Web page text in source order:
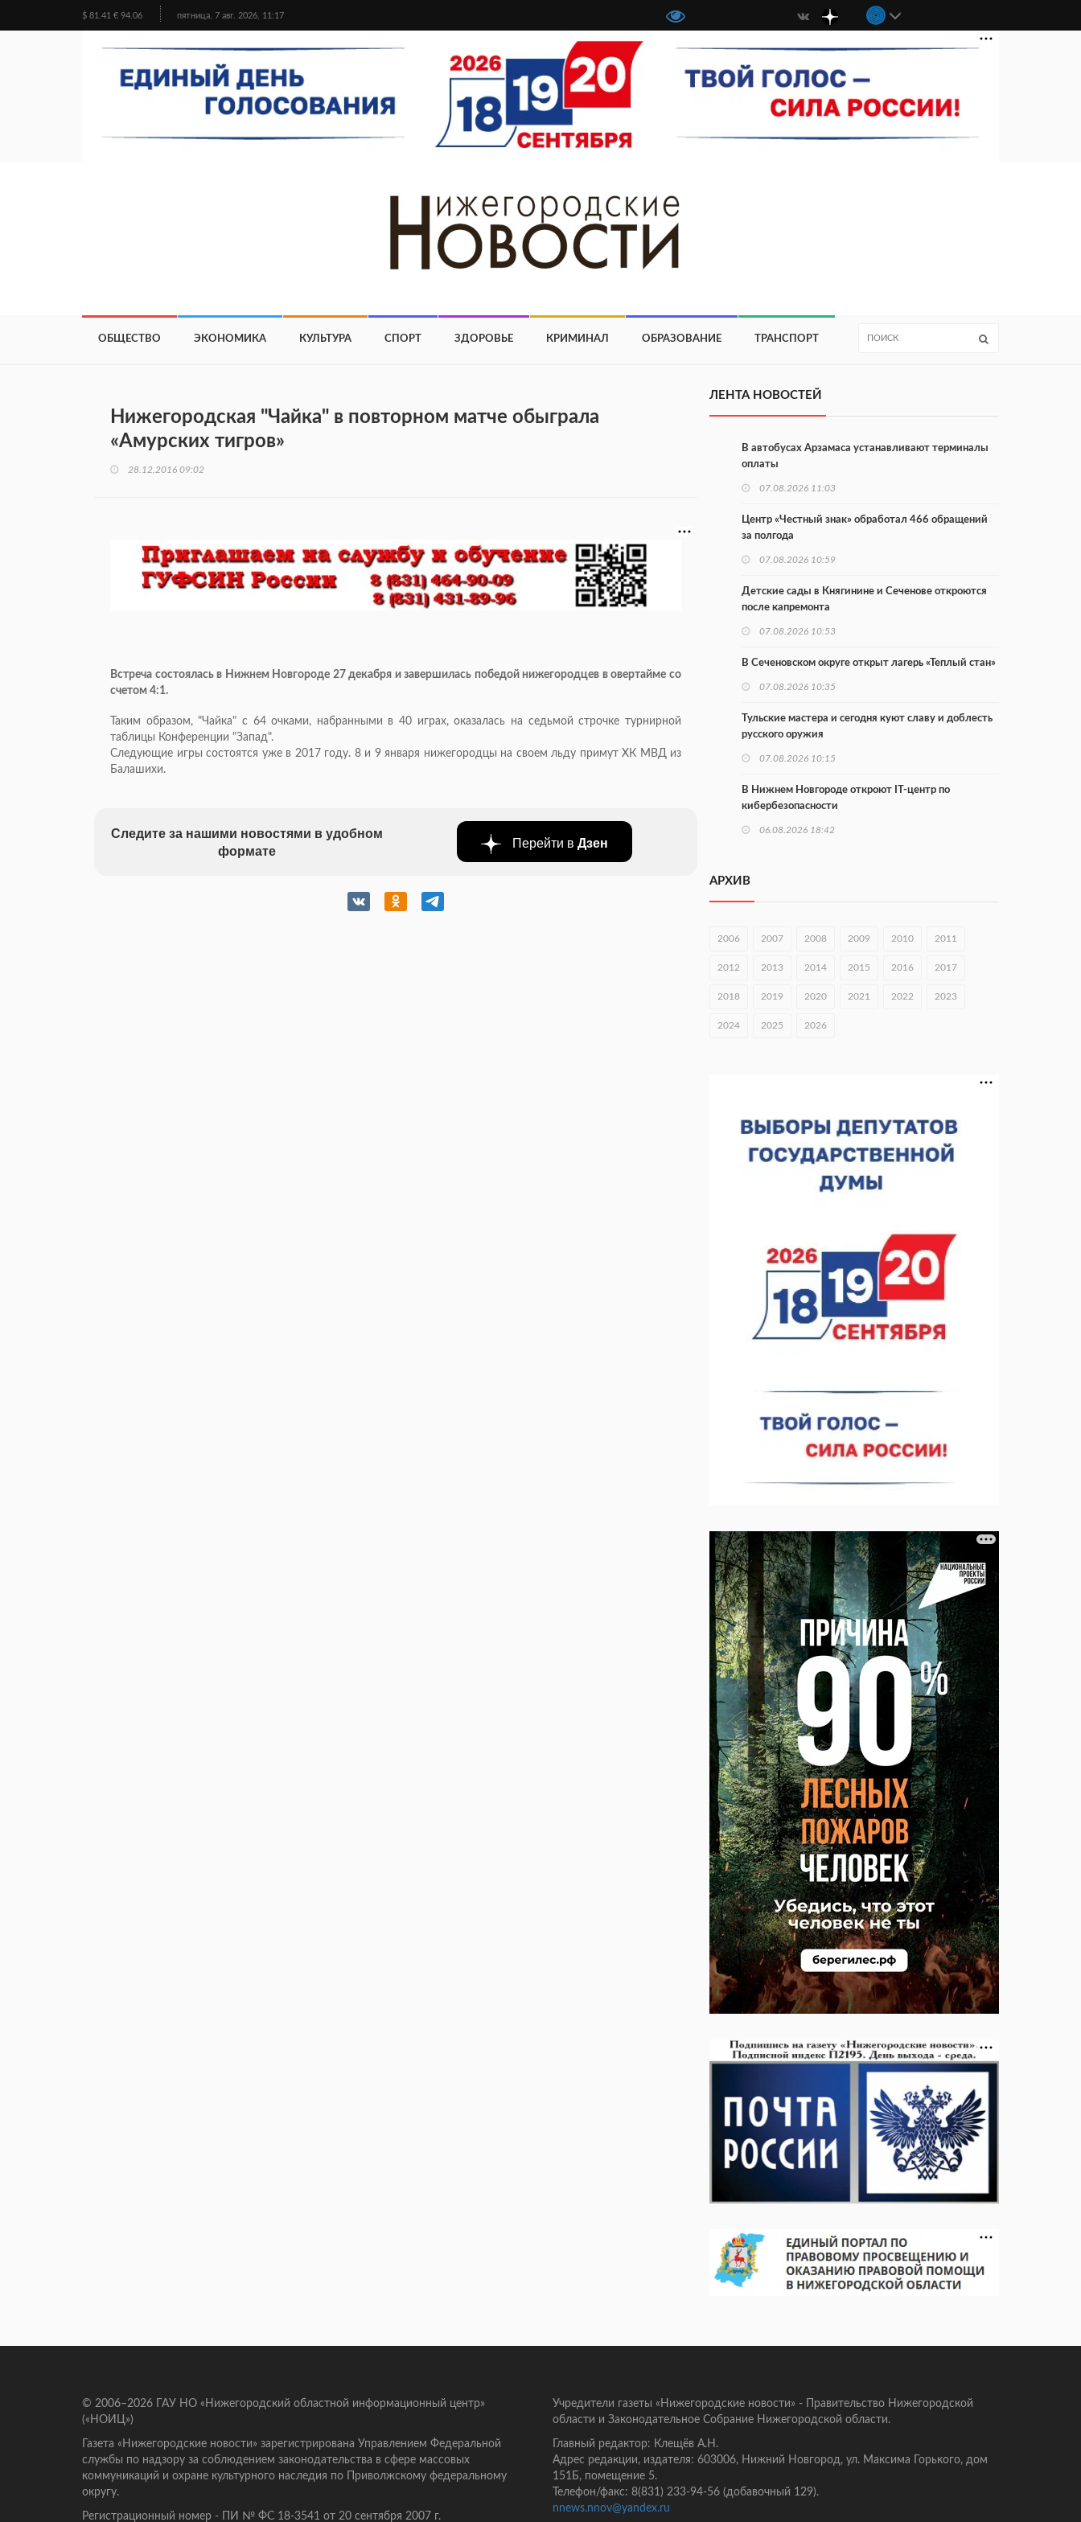
$ 81.41 € 94.06 пятница, 7 авг. 2026, 11:17
ОБЩЕСТВО ЭКОНОМИКА КУЛЬТУРА СПОРТ ЗДОРОВЬЕ КРИМИНАЛ ОБРАЗОВАНИЕ ТРАНСПОРТ
Нижегородская "Чайка" в повторном матче обыграла
«Амурских тигров»
28.12.2016 09:02
Встреча состоялась в Нижнем Новгороде 27 декабря и завершилась победой нижегородцев в овертайме со
счетом 4:1.
Таким образом, "Чайка" с 64 очками, набранными в 40 играх, оказалась на седьмой строчке турнирной
таблицы Конференции "Запад".
Следующие игры состоятся уже в 2017 году. 8 и 9 января нижегородцы на своем льду примут ХК МВД из
Балашихи.
Следите за нашими новостями в удобном
формате
Перейти в Дзен
ЛЕНТА НОВОСТЕЙ
В автобусах Арзамаса устанавливают терминалы
оплаты
07.08.2026 11:03
Центр «Честный знак» обработал 466 обращений
за полгода
07.08.2026 10:59
Детские сады в Княгинине и Сеченове откроются
после капремонта
07.08.2026 10:53
В Сеченовском округе открыт лагерь «Теплый стан»
07.08.2026 10:35
Тульские мастера и сегодня куют славу и доблесть
русского оружия
07.08.2026 10:15
В Нижнем Новгороде откроют IT-центр по
кибербезопасности
06.08.2026 18:42
строительства
06.08.2026 18:02
Садыр Жапаров и Глеб Никитин провели встречу в
06.08.2026 17:43
«ТИМ-ЛИДЕРЫ 2025/26»
В Нижегородской области стартовал конкурс
«Отец года — 2026»
06.08.2026 16:37
06.08.2026 16:26
Экспорт продукции АПК Нижегородской области
вырос в 1,9 раза
06.08.2026 16:18
АРХИВ
2006 2007 2008 2009 2010 2011
2012 2013 2014 2015 2016 2017
2018 2019 2020 2021 2022 2023
2024 2025 2026
© 2006–2026 ГАУ НО «Нижегородский областной информационный центр»
(«НОИЦ»)
Газета «Нижегородские новости» зарегистрирована Управлением Федеральной
службы по надзору за соблюдением законодательства в сфере массовых
коммуникаций и охране культурного наследия по Приволжскому федеральному
округу.
Регистрационный номер - ПИ № ФС 18-3541 от 20 сентября 2007 г.
Учредители газеты «Нижегородские новости» - Правительство Нижегородской
области и Законодательное Собрание Нижегородской области.
Главный редактор: Клещёв А.Н.
Адрес редакции, издателя: 603006, Нижний Новгород, ул. Максима Горького, дом
151Б, помещение 5.
Телефон/факс: 8(831) 233-94-56 (добавочный 129).
nnews.nnov@yandex.ru